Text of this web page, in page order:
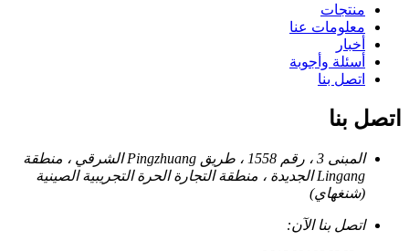
منتجات
معلومات عنا
أخبار
أسئلة وأجوبة
اتصل بنا
اتصل بنا
المبنى 3 ، رقم 1558 ، طريق Pingzhuang الشرقي ، منطقة
Lingang الجديدة ، منطقة التجارة الحرة التجريبية الصينية
(شنغهاي)
اتصل بنا الآن: